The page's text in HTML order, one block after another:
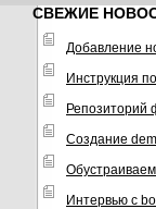
СВЕЖИЕ
Добавление
Инструкция
Репозиторий
Создание
Интервью с